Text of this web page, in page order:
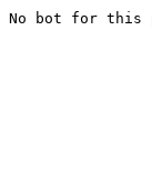
No bot for this